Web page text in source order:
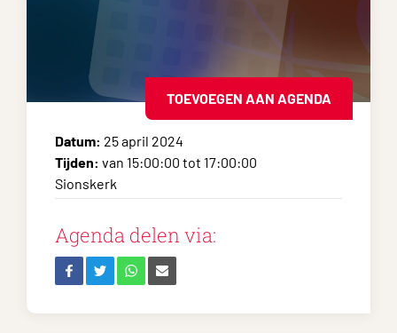
TOEVOEGEN AAN AGENDA
Datum: 25 april 2024
Tijden: van 15:00:00 tot 17:00:00
Sionskerk
Agenda delen via: